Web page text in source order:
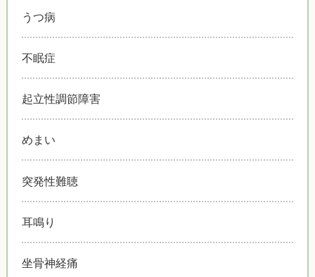
うつ病
不眠症
起立性調節障害
めまい
突発性難聴
耳鳴り
坐骨神経痛